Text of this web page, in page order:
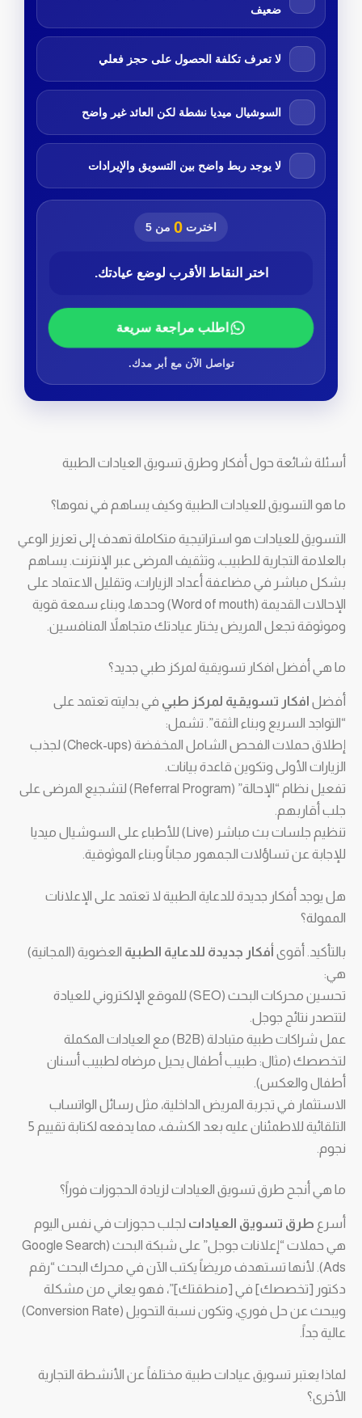
ضعيف
لا تعرف تكلفة الحصول على حجز فعلي
السوشيال ميديا نشطة لكن العائد غير واضح
لا يوجد ربط واضح بين التسويق والإيرادات
اخترت 0 من 5
اختر النقاط الأقرب لوضع عيادتك.
اطلب مراجعة سريعة
تواصل الآن مع أبر مدك.
أسئلة شائعة حول أفكار وطرق تسويق العيادات الطبية
ما هو التسويق للعيادات الطبية وكيف يساهم في نموها؟
التسويق للعيادات هو استراتيجية متكاملة تهدف إلى تعزيز الوعي
بالعلامة التجارية للطبيب، وتثقيف المرضى عبر الإنترنت. يساهم
بشكل مباشر في مضاعفة أعداد الزيارات، وتقليل الاعتماد على
الإحالات القديمة (Word of mouth) وحدها، وبناء سمعة قوية
وموثوقة تجعل المريض يختار عيادتك متجاهلاً المنافسين.
ما هي أفضل افكار تسويقية لمركز طبي جديد؟
أفضل افكار تسويقية لمركز طبي في بدايته تعتمد على
“التواجد السريع وبناء الثقة”. تشمل:
إطلاق حملات الفحص الشامل المخفضة (Check-ups) لجذب
الزيارات الأولى وتكوين قاعدة بيانات.
تفعيل نظام “الإحالة” (Referral Program) لتشجيع المرضى على
جلب أقاربهم.
تنظيم جلسات بث مباشر (Live) للأطباء على السوشيال ميديا
للإجابة عن تساؤلات الجمهور مجاناً وبناء الموثوقية.
هل يوجد أفكار جديدة للدعاية الطبية لا تعتمد على الإعلانات
الممولة؟
بالتأكيد. أقوى أفكار جديدة للدعاية الطبية العضوية (المجانية)
هي:
تحسين محركات البحث (SEO) للموقع الإلكتروني للعيادة
لتتصدر نتائج جوجل.
عمل شراكات طبية متبادلة (B2B) مع العيادات المكملة
لتخصصك (مثال: طبيب أطفال يحيل مرضاه لطبيب أسنان
أطفال والعكس).
الاستثمار في تجربة المريض الداخلية، مثل رسائل الواتساب
التلقائية للاطمئنان عليه بعد الكشف، مما يدفعه لكتابة تقييم 5
نجوم.
ما هي أنجح طرق تسويق العيادات لزيادة الحجوزات فوراً؟
أسرع طرق تسويق العيادات لجلب حجوزات في نفس اليوم
هي حملات “إعلانات جوجل” على شبكة البحث (Google Search
Ads). لأنها تستهدف مريضاً يكتب الآن في محرك البحث “رقم
دكتور [تخصصك] في [منطقتك]”، فهو يعاني من مشكلة
ويبحث عن حل فوري، وتكون نسبة التحويل (Conversion Rate)
عالية جداً.
لماذا يعتبر تسويق عيادات طبية مختلفاً عن الأنشطة التجارية
الأخرى؟